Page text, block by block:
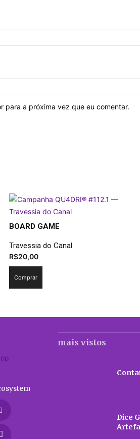
para a próxima vez que eu comentar.
BOARD GAME
Travessia do Canal
R$20,00
Comprar
mais vistos
Dice